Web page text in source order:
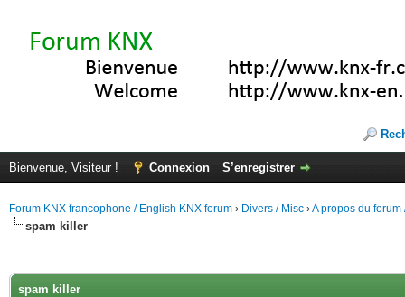
Bienvenue, Visiteur ! Connexion S’enregistrer
Forum KNX francophone / English KNX forum › Divers / Misc ›A propos du forum
spam killer
spam killer